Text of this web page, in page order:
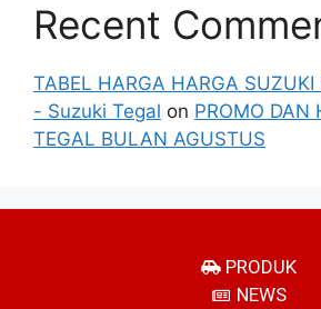
Recent
TABEL HARGA HARGA SUZUKI
- Suzuki Tegal on PROMO DAN
TEGAL BULAN AGUSTUS
PRODUK
NEWS